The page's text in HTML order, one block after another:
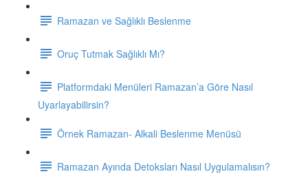
Ramazan ve Sağlıklı Beslenme
Oruç Tutmak Sağlıklı Mı?
Platformdaki Menüleri Ramazan’a Göre Nasıl
Uyarlayabilirsin?
Örnek Ramazan- Alkali Beslenme Menüsü
Ramazan Ayında Detoksları Nasıl Uygulamalısın?